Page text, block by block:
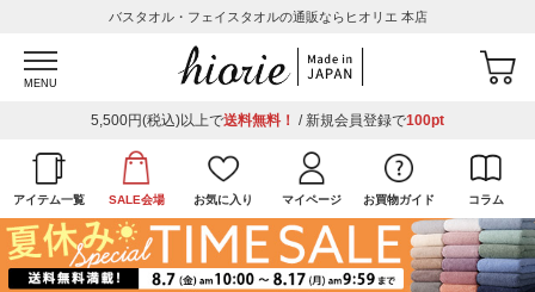
バスタオル・フェイスタオルの通販ならヒオリエ 本店
MENU
5,500円(税込)以上で送料無料！ / 新規会員登録で100pt
アイテム一覧 SALE会場 お気に入り マイページ お買物ガイド コラム